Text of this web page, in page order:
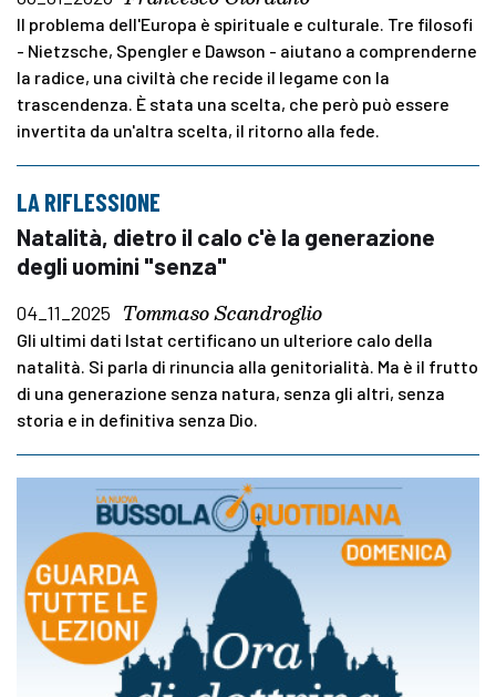
Il problema dell'Europa è spirituale e culturale. Tre filosofi
- Nietzsche, Spengler e Dawson - aiutano a comprenderne
la radice, una civiltà che recide il legame con la
trascendenza. È stata una scelta, che però può essere
invertita da un'altra scelta, il ritorno alla fede.
LA RIFLESSIONE
Natalità, dietro il calo c'è la generazione
degli uomini "senza"
04_11_2025 Tommaso Scandroglio
Gli ultimi dati Istat certificano un ulteriore calo della
natalità. Si parla di rinuncia alla genitorialità. Ma è il frutto
di una generazione senza natura, senza gli altri, senza
storia e in definitiva senza Dio.